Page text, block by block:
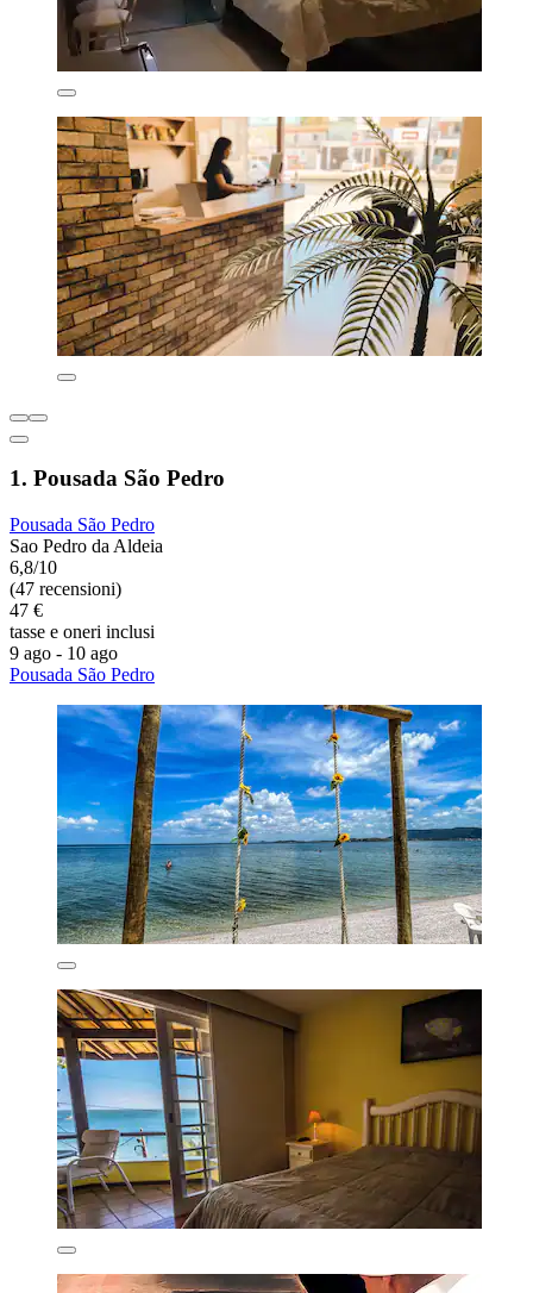
1. Pousada São Pedro
Pousada São Pedro
Sao Pedro da Aldeia
6,8/10
(47 recensioni)
47 €
tasse e oneri inclusi
9 ago - 10 ago
Pousada São Pedro